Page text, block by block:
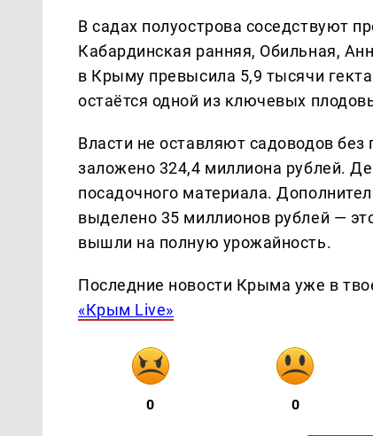
В садах полуострова соседствуют
Кабардинская ранняя, Обильная,
в Крыму превысила 5,9 тысячи
остаётся одной из ключевых
Власти не оставляют садоводов
заложено 324,4 миллиона рублей.
посадочного материала.
выделено 35 миллионов рублей —
вышли на полную урожайность.
Последние новости Крыма уже в
«Крым Live»
0 0